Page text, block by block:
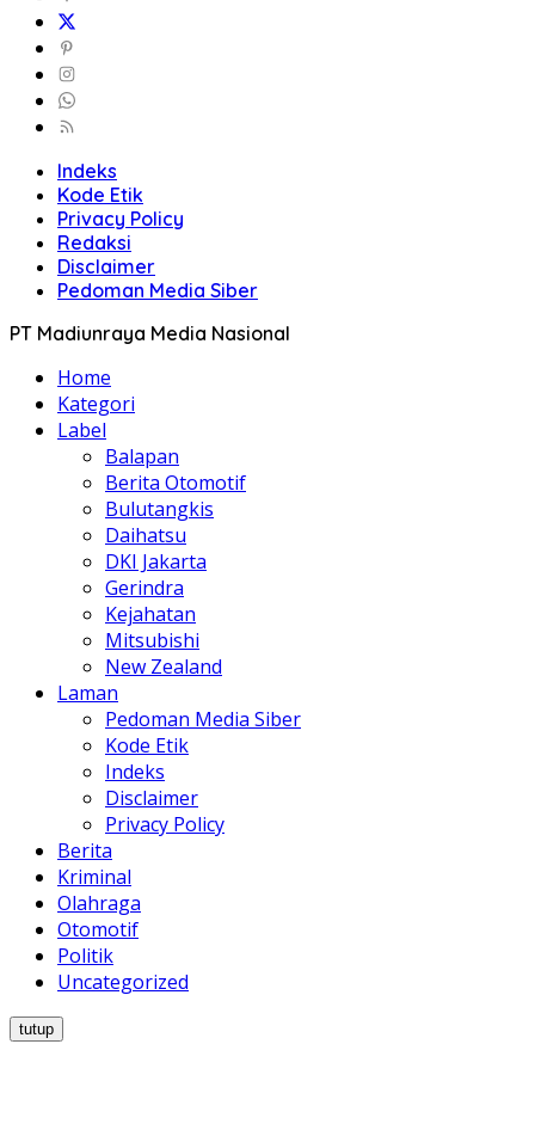
Indeks
Kode Etik
Privacy Policy
Redaksi
Disclaimer
Pedoman Media Siber
PT Madiunraya Media Nasional
Home
Kategori
Label
Balapan
Berita Otomotif
Bulutangkis
Daihatsu
DKI Jakarta
Gerindra
Kejahatan
Mitsubishi
New Zealand
Laman
Pedoman Media Siber
Kode Etik
Indeks
Disclaimer
Privacy Policy
Berita
Kriminal
Olahraga
Otomotif
Politik
Uncategorized
tutup